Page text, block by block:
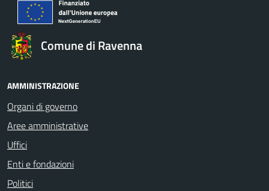
Comune di Ravenna
AMMINISTRAZIONE
Organi di governo
Aree amministrative
Uffici
Enti e fondazioni
Politici